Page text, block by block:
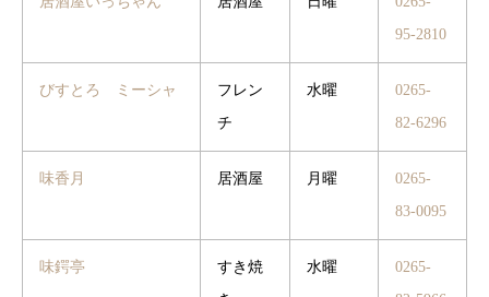
95-2810
びすとろ ミーシャ
フレン
チ
水曜
0265-
82-6296
味香月 居酒屋 月曜
0265-
83-0095
味鍔亭
すき焼
水曜
0265-